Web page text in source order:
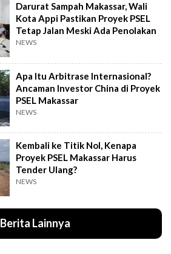
Darurat Sampah Makassar, Wali
Kota Appi Pastikan Proyek PSEL
Tetap Jalan Meski Ada Penolakan
NEWS
Apa Itu Arbitrase Internasional?
Ancaman Investor China di Proyek
PSEL Makassar
NEWS
Kembali ke Titik Nol, Kenapa
Proyek PSEL Makassar Harus
Tender Ulang?
NEWS
Berita Lainnya